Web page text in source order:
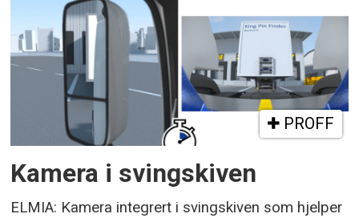
PROFF
Kamera i svingskiven
ELMIA: Kamera integrert i svingskiven som hjelper